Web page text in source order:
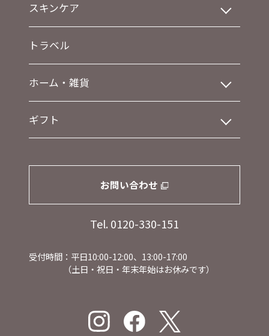
スキンケア
トラベル
ホーム・雑貨
ギフト
お問い合わせ
Tel. 0120-330-151
受付時間：平日10:00-12:00、13:00-17:00
（土日・祝日・年末年始はお休みです）